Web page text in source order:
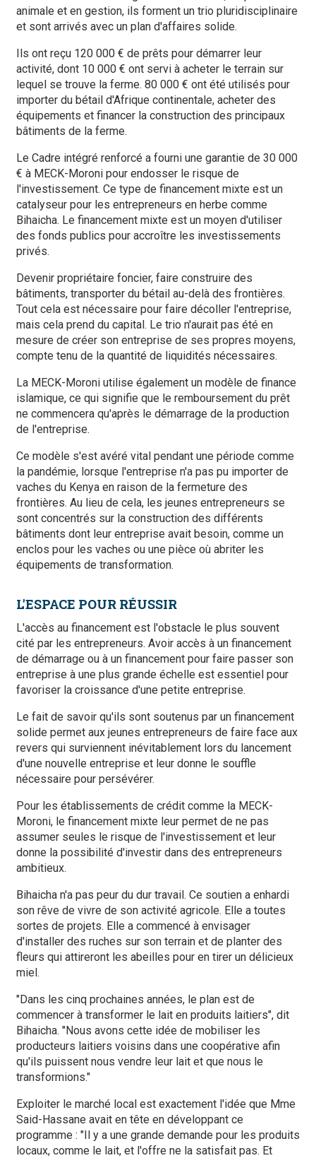
animale et en gestion, ils forment un trio pluridisciplinaire
et sont arrivés avec un plan d'affaires solide.
Ils ont reçu 120 000 € de prêts pour démarrer leur
activité, dont 10 000 € ont servi à acheter le terrain sur
lequel se trouve la ferme. 80 000 € ont été utilisés pour
importer du bétail d'Afrique continentale, acheter des
équipements et financer la construction des principaux
bâtiments de la ferme.
Le Cadre intégré renforcé a fourni une garantie de 30 000
€ à MECK-Moroni pour endosser le risque de
l'investissement. Ce type de financement mixte est un
catalyseur pour les entrepreneurs en herbe comme
Bihaicha. Le financement mixte est un moyen d'utiliser
des fonds publics pour accroître les investissements
privés.
Devenir propriétaire foncier, faire construire des
bâtiments, transporter du bétail au-delà des frontières.
Tout cela est nécessaire pour faire décoller l'entreprise,
mais cela prend du capital. Le trio n'aurait pas été en
mesure de créer son entreprise de ses propres moyens,
compte tenu de la quantité de liquidités nécessaires.
La MECK-Moroni utilise également un modèle de finance
islamique, ce qui signifie que le remboursement du prêt
ne commencera qu'après le démarrage de la production
de l'entreprise.
Ce modèle s'est avéré vital pendant une période comme
la pandémie, lorsque l'entreprise n'a pas pu importer de
vaches du Kenya en raison de la fermeture des
frontières. Au lieu de cela, les jeunes entrepreneurs se
sont concentrés sur la construction des différents
bâtiments dont leur entreprise avait besoin, comme un
enclos pour les vaches ou une pièce où abriter les
équipements de transformation.
L'ESPACE POUR RÉUSSIR
L'accès au financement est l'obstacle le plus souvent
cité par les entrepreneurs. Avoir accès à un financement
de démarrage ou à un financement pour faire passer son
entreprise à une plus grande échelle est essentiel pour
favoriser la croissance d'une petite entreprise.
Le fait de savoir qu'ils sont soutenus par un financement
solide permet aux jeunes entrepreneurs de faire face aux
revers qui surviennent inévitablement lors du lancement
d'une nouvelle entreprise et leur donne le souffle
nécessaire pour persévérer.
Pour les établissements de crédit comme la MECK-
Moroni, le financement mixte leur permet de ne pas
assumer seules le risque de l'investissement et leur
donne la possibilité d'investir dans des entrepreneurs
ambitieux.
Bihaicha n'a pas peur du dur travail. Ce soutien a enhardi
son rêve de vivre de son activité agricole. Elle a toutes
sortes de projets. Elle a commencé à envisager
d'installer des ruches sur son terrain et de planter des
fleurs qui attireront les abeilles pour en tirer un délicieux
miel.
"Dans les cinq prochaines années, le plan est de
commencer à transformer le lait en produits laitiers", dit
Bihaicha. "Nous avons cette idée de mobiliser les
producteurs laitiers voisins dans une coopérative afin
qu'ils puissent nous vendre leur lait et que nous le
transformions."
Exploiter le marché local est exactement l'idée que Mme
Said-Hassane avait en tête en développant ce
programme : "Il y a une grande demande pour les produits
locaux, comme le lait, et l'offre ne la satisfait pas. Et